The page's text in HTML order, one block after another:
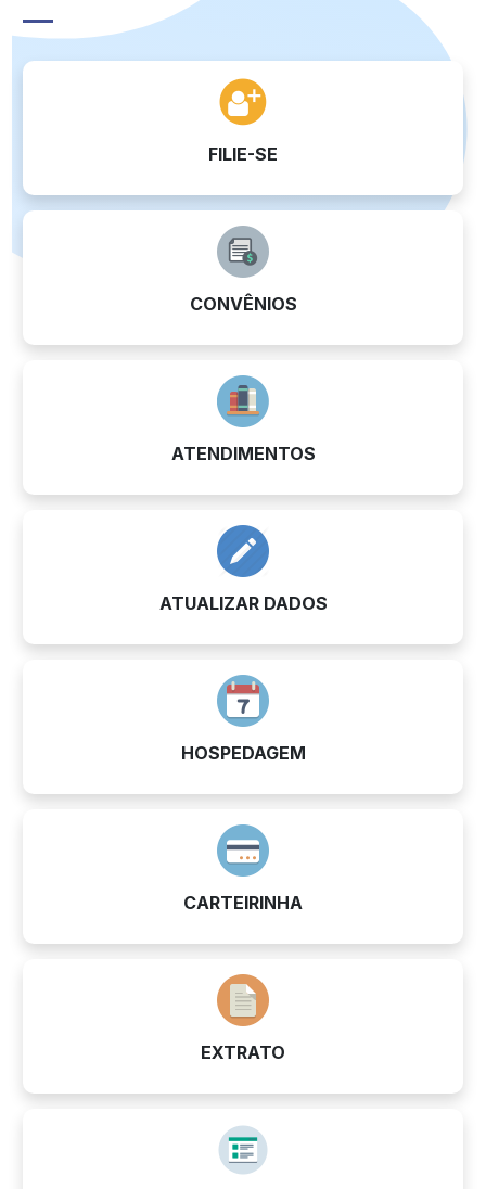
FILIE-SE
CONVÊNIOS
ATENDIMENTOS
ATUALIZAR DADOS
HOSPEDAGEM
CARTEIRINHA
EXTRATO